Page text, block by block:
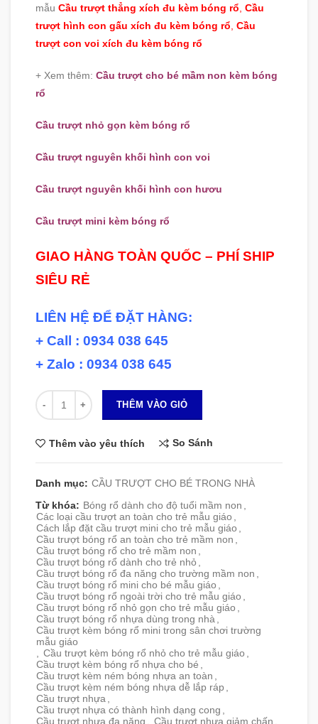
mẫu Cầu trượt thẳng xích đu kèm bóng rổ Cầu
trượt hình con gấu xích đu kèm bóng rổ Cầu
trượt con voi xích đu kèm bóng rổ
+ Xem thêm: Cầu trượt cho bé mầm non kèm bóng
rổ
Cầu trượt nhỏ gọn kèm bóng rổ
Cầu trượt nguyên khối hình con voi
Cầu trượt nguyên khối hình con hươu
Cầu trượt mini kèm bóng rổ
GIAO HÀNG TOÀN QUỐC – PHÍ SHIP
SIÊU RẺ
LIÊN HỆ ĐỂ ĐẶT HÀNG:
+ Call : 0934 038 645
+ Zalo : 0934 038 645
Số lượng
THÊM VÀO GIỎ
Thêm vào yêu thích So Sánh
Danh mục: CẦU TRƯỢT CHO BÉ TRONG NHÀ
Từ khóa: Bóng rổ dành cho độ tuổi mầm non ,
Các loại cầu trượt an toàn cho trẻ mẫu giáo ,
Cách lắp đặt cầu trượt mini cho trẻ mẫu giáo ,
Cầu trượt bóng rổ an toàn cho trẻ mầm non ,
Cầu trượt bóng rổ cho trẻ mầm non ,
Cầu trượt bóng rổ dành cho trẻ nhỏ ,
Cầu trượt bóng rổ đa năng cho trường mầm non ,
Cầu trượt bóng rổ mini cho bé mẫu giáo ,
Cầu trượt bóng rổ ngoài trời cho trẻ mẫu giáo ,
Cầu trượt bóng rổ nhỏ gọn cho trẻ mẫu giáo ,
Cầu trượt bóng rổ nhựa dùng trong nhà,
Cầu trượt kèm bóng rổ mini trong sân chơi trường
mẫu giáo
, Cầu trượt kèm bóng rổ nhỏ cho trẻ mẫu giáo ,
Cầu trượt kèm bóng rổ nhựa cho bé ,
Cầu trượt kèm ném bóng nhựa an toàn ,
Cầu trượt kèm ném bóng nhựa dễ lắp ráp,
Cầu trượt nhựa,
Cầu trượt nhựa có thành hình dạng cong ,
Cầu trượt nhựa đa năng , Cầu trượt nhựa giảm chấn ,